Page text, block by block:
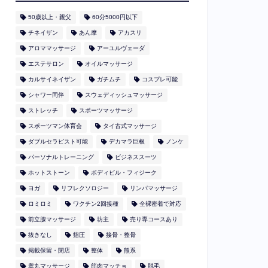
50歳以上・親父 60分5000円以下
​チネイザン あん摩 アカスリ
アロママッサージ アーユルヴェーダ
エステサロン オイルマッサージ
カルサイネイザン ガチムチ コスプレ可能
シャワー同伴 スウェディッシュマッサージ
ストレッチ スポーツマッサージ
スポーツマン体育会 タイ古式マッサージ
ダブルセラピスト可能 デカマラ巨根 ノンケ
パーソナルトレーニング ビジネススーツ
ホットストーン ボディビル・フィジーク
ヨガ リフレクソロジー リンパマッサージ
ロミロミ ワクチン2回接種 全裸密着で対応
前立腺マッサージ 坊主 売り専コースあり
抜きなし 指圧 接骨・整骨
掲載保留・閉店 整体 熊系
睾丸マッサージ 筋肉マッチョ 脱毛